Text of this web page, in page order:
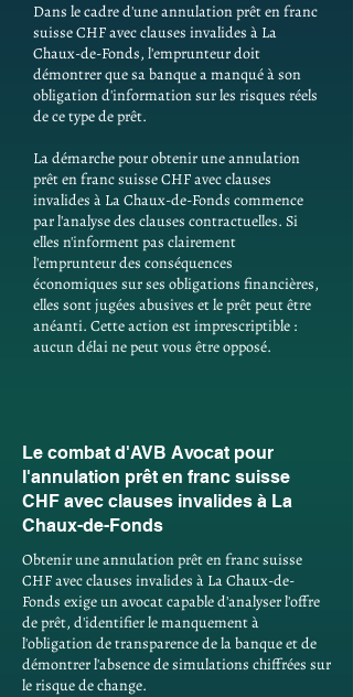
Dans le cadre d'une annulation prêt en franc
suisse CHF avec clauses invalides à La
Chaux-de-Fonds, l'emprunteur doit
démontrer que sa banque a manqué à son
obligation d'information sur les risques réels
de ce type de prêt.
La démarche pour obtenir une annulation
prêt en franc suisse CHF avec clauses
invalides à La Chaux-de-Fonds commence
par l'analyse des clauses contractuelles. Si
elles n'informent pas clairement
l'emprunteur des conséquences
économiques sur ses obligations financières,
elles sont jugées abusives et le prêt peut être
anéanti. Cette action est imprescriptible :
aucun délai ne peut vous être opposé.
Le combat d'AVB Avocat pour
l'annulation prêt en franc suisse
CHF avec clauses invalides à La
Chaux-de-Fonds
Obtenir une annulation prêt en franc suisse
CHF avec clauses invalides à La Chaux-de-
Fonds exige un avocat capable d'analyser l'offre
de prêt, d'identifier le manquement à
l'obligation de transparence de la banque et de
démontrer l'absence de simulations chiffrées sur
le risque de change.